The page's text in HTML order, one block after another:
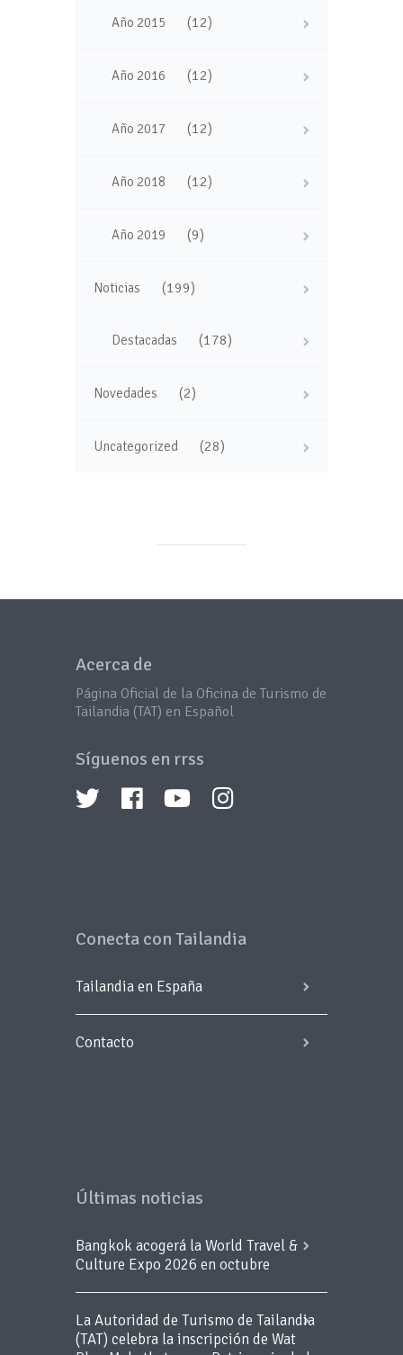
Año 2015 (12)
Año 2016 (12)
Año 2017 (12)
Año 2018 (12)
Año 2019 (9)
Noticias (199)
Destacadas (178)
Novedades (2)
Uncategorized (28)
Acerca de
Página Oficial de la Oficina de Turismo de
Tailandia (TAT) en Español
Síguenos en rrss
Conecta con Tailandia
Tailandia en España
Contacto
Últimas noticias
Bangkok acogerá la World Travel &
Culture Expo 2026 en octubre
La Autoridad de Turismo de Tailandia
(TAT) celebra la inscripción de Wat